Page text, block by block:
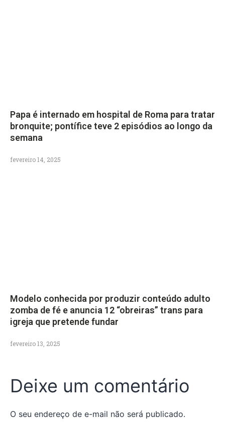
Papa é internado em hospital de Roma para tratar
bronquite; pontífice teve 2 episódios ao longo da
semana
fevereiro 14, 2025
Modelo conhecida por produzir conteúdo adulto
zomba de fé e anuncia 12 “obreiras” trans para
igreja que pretende fundar
fevereiro 13, 2025
Deixe um comentário
O seu endereço de e-mail não será publicado.